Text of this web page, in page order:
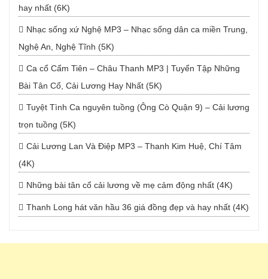
hay nhất (6K)
Nhạc sống xứ Nghệ MP3 – Nhạc sống dân ca miền Trung,
Nghệ An, Nghệ Tĩnh (5K)
Ca cổ Cẩm Tiên – Châu Thanh MP3 | Tuyển Tập Những
Bài Tân Cổ, Cải Lương Hay Nhất (5K)
Tuyệt Tình Ca nguyên tuồng (Ông Cò Quận 9) – Cải lương
trọn tuồng (5K)
Cải Lương Lan Và Điệp MP3 – Thanh Kim Huệ, Chí Tâm
(4K)
Những bài tân cổ cải lương về mẹ cảm động nhất (4K)
Thanh Long hát văn hầu 36 giá đồng đẹp và hay nhất (4K)